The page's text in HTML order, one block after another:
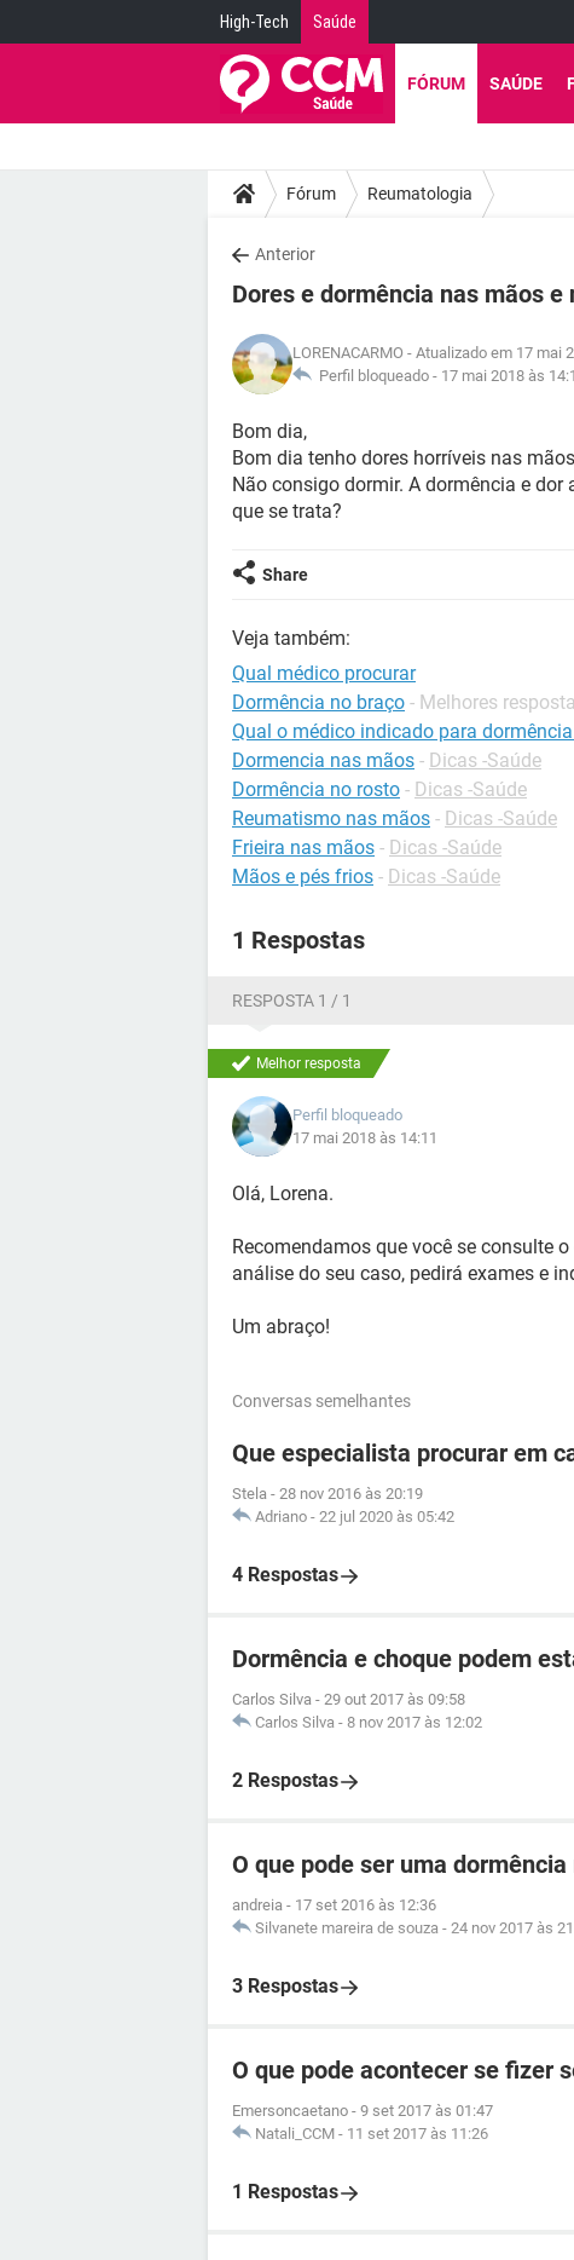
High-Tech Saúde
FÓRUM SAÚDE
Fórum Reumatologia
Anterior
Dores e dormência nas mãos e
LORENACARMO - Atualizado em 17 mai
Perfil bloqueado - 17 mai 2018 às
Bom dia,
Bom dia tenho dores horríveis nas
Não consigo dormir. A dormência e
que se trata?
Share
Veja também:
Qual médico procurar
Dormência no braço - Melhores
Qual o médico indicado para
Dormencia nas mãos - Dicas -Saúde
Dormência no rosto - Dicas -Saúde
Reumatismo nas mãos - Dicas -Saúde
Frieira nas mãos - Dicas -Saúde
Mãos e pés frios - Dicas -Saúde
1 Respostas
RESPOSTA 1 / 1
Melhor resposta
Perfil bloqueado
17 mai 2018 às 14:11
Olá, Lorena.
Recomendamos que você se consulte
análise do seu caso, pedirá exames e
Um abraço!
Conversas semelhantes
Que especialista procurar em
Stela - 28 nov 2016 às 20:19
Adriano - 22 jul 2020 às 05:42
4 Respostas
Dormência e choque podem
Carlos Silva - 29 out 2017 às 09:58
Carlos Silva - 8 nov 2017 às 12:02
2 Respostas
O que pode ser uma dormência
andreia - 17 set 2016 às 12:36
Silvanete mareira de souza - 24 nov 2017 às
3 Respostas
O que pode acontecer se fizer
Emersoncaetano - 9 set 2017 às 01:47
Natali_CCM - 11 set 2017 às 11:26
1 Respostas